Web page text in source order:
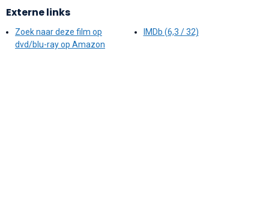
Externe links
Zoek naar deze film op
dvd/blu-ray op Amazon
IMDb (6,3 / 32)